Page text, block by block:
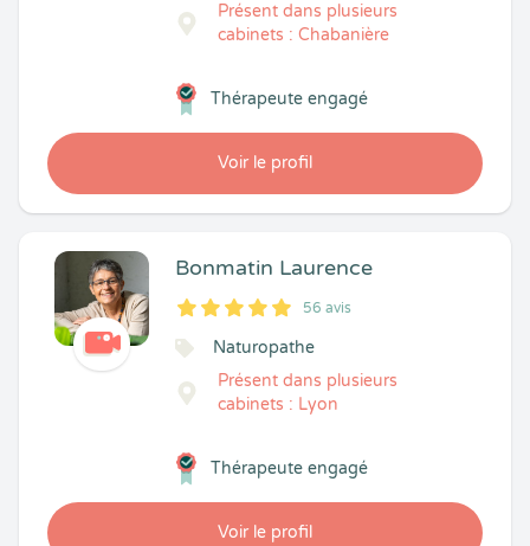
Présent dans plusieurs
cabinets : Chabanière
Voir le profil
Thérapeute engagé
Bonmatin Laurence
5
1
5
56 56 avis
Naturopathe
Présent dans plusieurs
cabinets : Lyon
Voir le profil
Thérapeute engagé